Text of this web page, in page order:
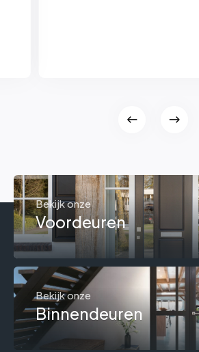
Bekijk onze
Voordeuren
Bekijk onze
Binnendeuren